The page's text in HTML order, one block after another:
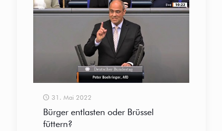
31. Mai 2022
Bürger entlasten oder Brüssel
füttern?